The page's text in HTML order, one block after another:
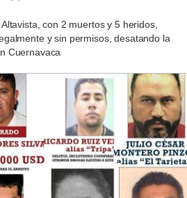
con 2 muertos y 5 heridos,
y sin permisos, desatando la
Cuernavaca